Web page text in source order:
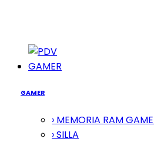
GAMER
GAMER
› MEMORIA RAM
› SILLA